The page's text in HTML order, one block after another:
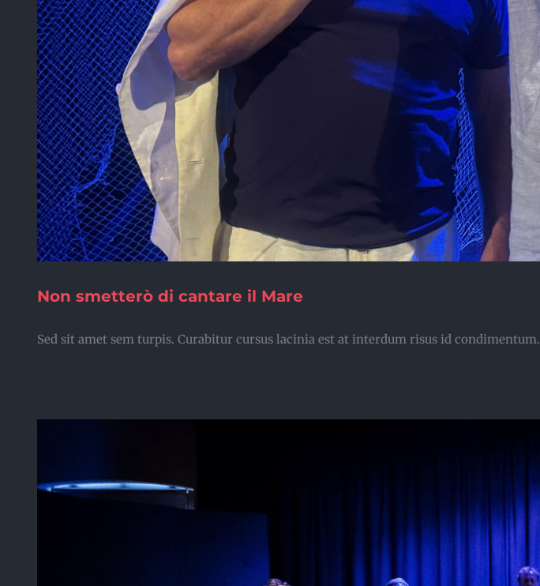
Non smetterò di cantare il Mare
Sed sit amet sem turpis. Curabitur cursus lacinia est at interdum risus id condimentum.